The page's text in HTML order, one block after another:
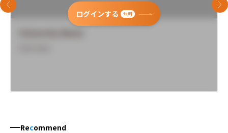
ログインする 無料
前のスライド 次
Recommend